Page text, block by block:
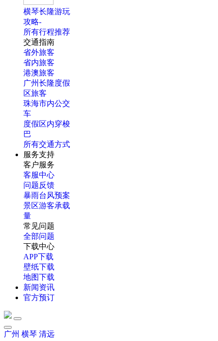
横琴长隆游玩
攻略-
所有行程推荐
交通指南
省外旅客
省内旅客
港澳旅客
广州长隆度假
区旅客
珠海市内公交
车
度假区内穿梭
巴
所有交通方式
服务支持
客户服务
客服中心
问题反馈
暴雨台风预案
景区游客承载
量
常见问题
全部问题
下载中心
APP下载
壁纸下载
地图下载
新闻资讯
官方预订
广州 横琴 清远